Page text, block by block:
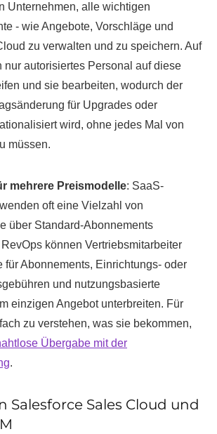
Unternehmen, alle wichtigen
- wie Angebote, Vorschläge und
zu verwalten und zu speichern. Auf
nur autorisiertes Personal auf diese
und sie bearbeiten, wodurch der
für Upgrades oder
wird, ohne jedes Mal von
müssen.
mehrere Preismodelle: SaaS-
oft eine Vielzahl von
über Standard-Abonnements
können Vertriebsmitarbeiter
für Abonnements, Einrichtungs- oder
und nutzungsbasierte
einzigen Angebot unterbreiten. Für
zu verstehen, was sie bekommen,
Übergabe mit der
.
Salesforce Sales Cloud und